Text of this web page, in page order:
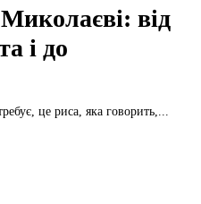
від
і до
це риса, яка говорить,...